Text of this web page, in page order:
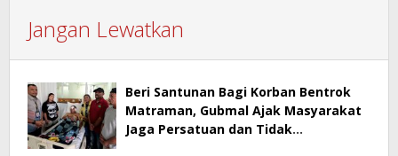
Jangan Lewatkan
Beri Santunan Bagi Korban Bentrok
Matraman, Gubmal Ajak Masyarakat
Jaga Persatuan dan Tidak